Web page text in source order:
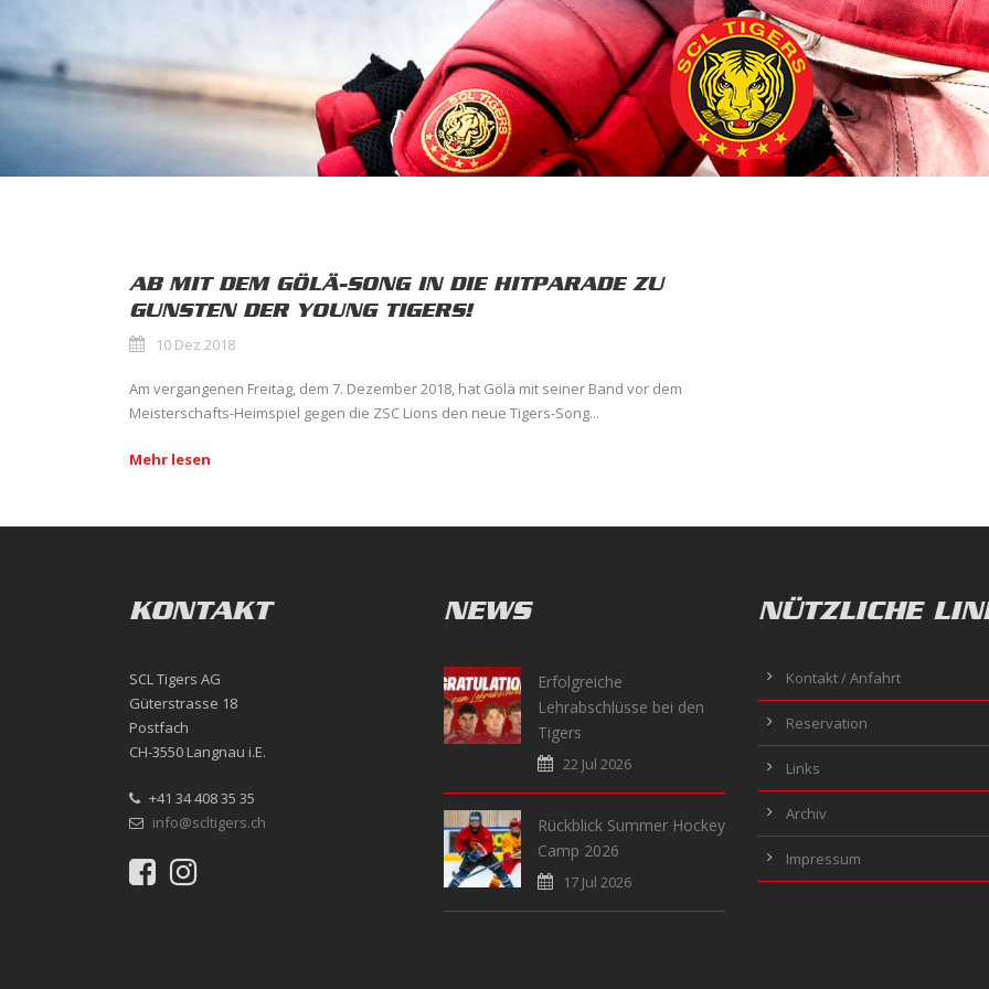
AB MIT DEM GÖLÄ-SONG IN DIE HITPARADE ZU
GUNSTEN DER YOUNG TIGERS!
10 Dez 2018
Am vergangenen Freitag, dem 7. Dezember 2018, hat Gölä mit seiner Band vor dem
Meisterschafts-Heimspiel gegen die ZSC Lions den neue Tigers-Song...
Mehr lesen
KONTAKT
SCL Tigers AG
Güterstrasse 18
Postfach
CH-3550 Langnau i.E.
+41 34 408 35 35
info@scltigers.ch
NEWS
Erfolgreiche
Lehrabschlüsse bei den
Tigers
22 Jul 2026
Rückblick Summer Hockey
Camp 2026
17 Jul 2026
NÜTZLICHE
Kontakt / Anfahrt
Reservation
Links
Archiv
Impressum